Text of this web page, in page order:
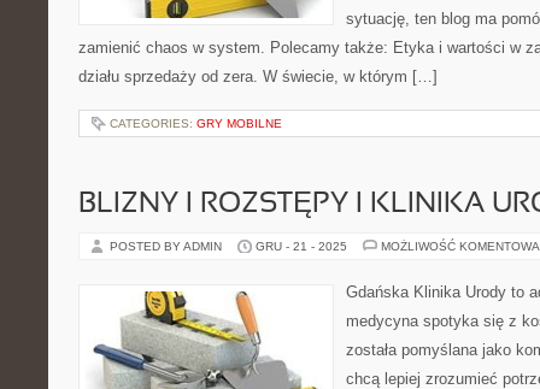
sytuację, ten blog ma
zamienić chaos w system. Polecamy także: Etyka i wartości w
działu sprzedaży od zera. W świecie, w którym […]
CATEGORIES: GRY MOBILNE
BLIZNY I ROZSTĘPY I KLINIKA
POSTED BY ADMIN GRU - 21 - 2025 MOŻLIWOŚĆ
Gdańska Klinika Urody to
medycyna spotyka się z
została pomyślana jako
chcą lepiej zrozumieć